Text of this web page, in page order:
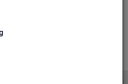
Hin­wei­se, wie kon­kre­te
Leh­rer kön­nen die vor­lie­
in ihrem Un­ter­richt nut­zen.